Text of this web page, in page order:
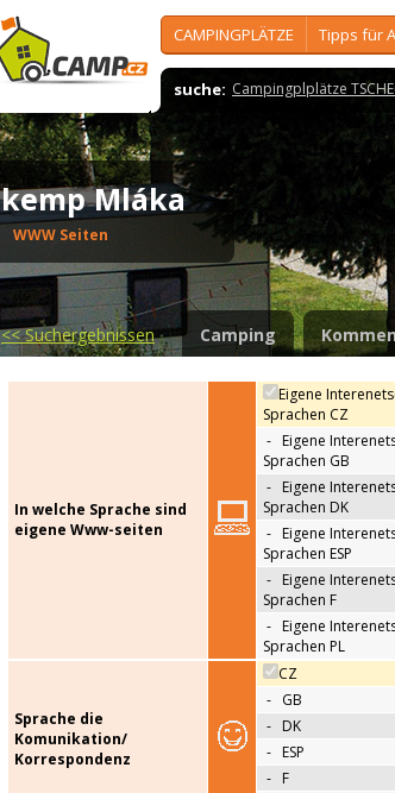
CAMPINGPLÄTZE Tipps für
suche: Campingplplätze
kemp Mláka
WWW Seiten
<<Suchergebnissen Camping
In welche Sprache sind
eigene Www-seiten
Eigene
Sprachen CZ
- Eigene
Sprachen GB
- Eigene
Sprachen DK
- Eigene
Sprachen ESP
- Eigene
Sprachen F
- Eigene
Sprachen PL
Sprache die
Komunikation/
Korrespondenz
CZ
- GB
- DK
- ESP
- F